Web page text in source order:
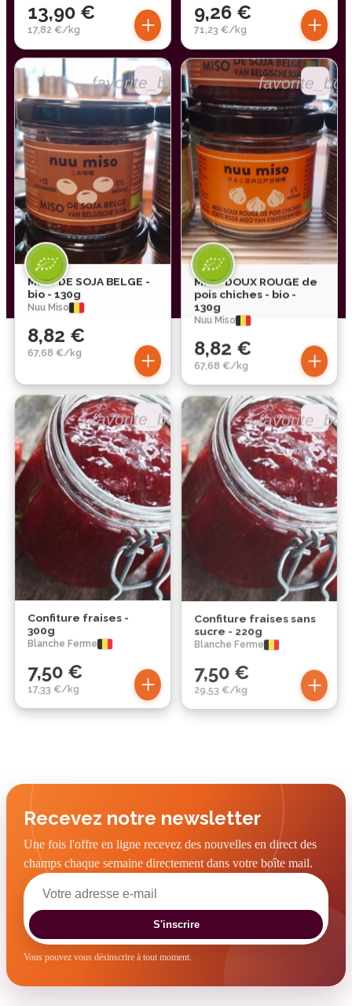
13,90 €
17,82 €/kg + 9,26 €
71,23 €/kg +
favorite_border
MISO DE SOJA BELGE -
bio - 130g
Nuu Miso
8,82 €
67,68 €/kg +
MISO DOUX ROUGE de
pois chiches - bio -
130g
Nuu Miso
8,82 €
67,68 €/kg +
favorite_border
Confiture fraises -
300g
Blanche Ferme
7,50 €
17,33 €/kg +
Confiture fraises sans
sucre - 220g
Blanche Ferme
7,50 €
29,53 €/kg +
Recevez notre newsletter
Une fois l'offre en ligne recevez des nouvelles en direct des
champs chaque semaine directement dans votre boîte mail.
S'inscrire
Vous pouvez vous désinscrire à tout moment.